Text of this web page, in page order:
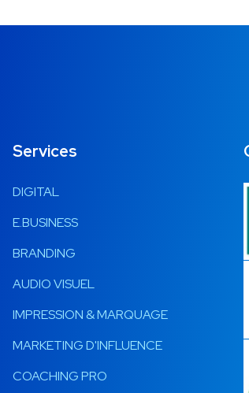
Services
DIGITAL
E.BUSINESS
BRANDING
AUDIO VISUEL
IMPRESSION & MARQUAGE
MARKETING D'INFLUENCE
COACHING PRO